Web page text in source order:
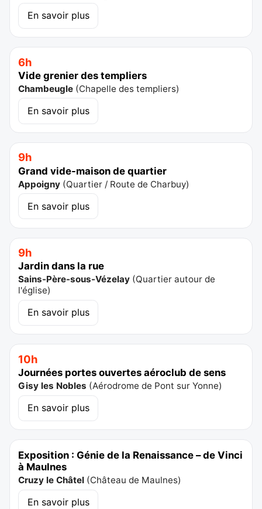
En savoir plus
6h
Vide grenier des templiers
Chambeugle (Chapelle des templiers)
En savoir plus
9h
Grand vide-maison de quartier
Appoigny (Quartier / Route de Charbuy)
En savoir plus
9h
Jardin dans la rue
Sains-Père-sous-Vézelay (Quartier autour de
l'église)
En savoir plus
10h
Journées portes ouvertes aéroclub de sens
Gisy les Nobles (Aérodrome de Pont sur Yonne)
En savoir plus
Exposition : Génie de la Renaissance – de Vinci
à Maulnes
Cruzy le Châtel (Château de Maulnes)
En savoir plus